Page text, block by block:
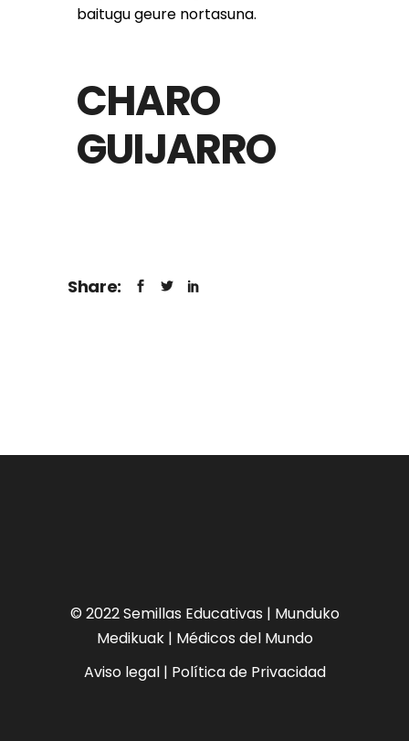
baitugu geure nortasuna.
CHARO
GUIJARRO
Share:
© 2022 Semillas Educativas | Munduko
Medikuak | Médicos del Mundo
Aviso legal| Política de Privacidad